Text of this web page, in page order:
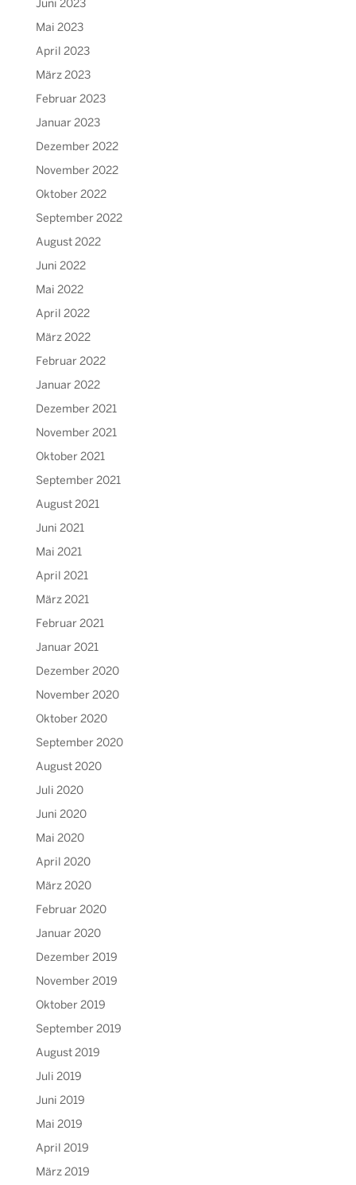
Juni 2023
Mai 2023
April 2023
März 2023
Februar 2023
Januar 2023
Dezember 2022
November 2022
Oktober 2022
September 2022
August 2022
Juni 2022
Mai 2022
April 2022
März 2022
Februar 2022
Januar 2022
Dezember 2021
November 2021
Oktober 2021
September 2021
August 2021
Juni 2021
Mai 2021
April 2021
März 2021
Februar 2021
Januar 2021
Dezember 2020
November 2020
Oktober 2020
September 2020
August 2020
Juli 2020
Juni 2020
Mai 2020
April 2020
März 2020
Februar 2020
Januar 2020
Dezember 2019
November 2019
Oktober 2019
September 2019
August 2019
Juli 2019
Juni 2019
Mai 2019
April 2019
März 2019